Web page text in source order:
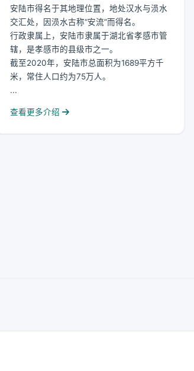
安陆市得名于其地理位置，地处汉水与涢水
交汇处，因涢水古称“安流”而得名。
行政隶属上，安陆市隶属于湖北省孝感市管
辖，是孝感市的县级市之一。
截至2020年，安陆市总面积为1689平方千
米，常住人口约为75万人。
...
查看更多介绍